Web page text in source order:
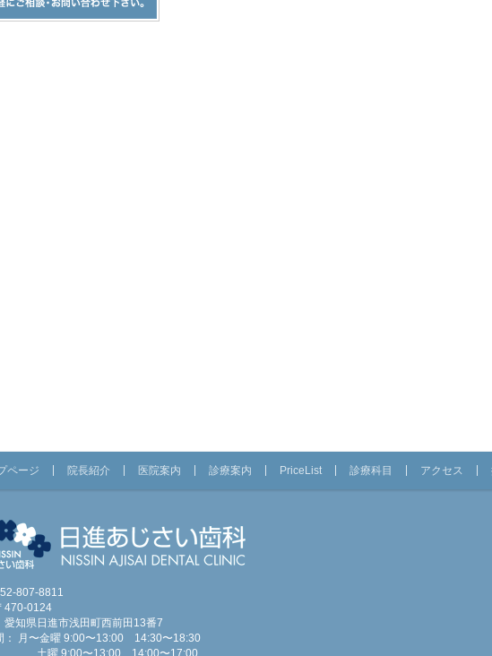
ページ 院長紹介 医院案内 診療案内 PriceList 診療科目 アクセス
807-8811
470-0124
日進市浅田町西前田13番7
： 月〜金曜 9:00〜13:00 14:30〜18:30
9:00〜13:00 14:00〜17:00